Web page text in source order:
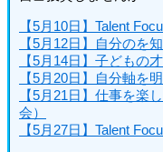
【5月10日】Talent
【5月12日】自分のを
【5月14日】子どもの
【5月20日】自分軸を
【5月21日】仕事を楽
会）
【5月27日】Talent